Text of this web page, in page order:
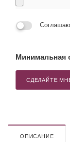
Минимальная
СДЕЛАЙТЕ
ОПИСАНИЕ